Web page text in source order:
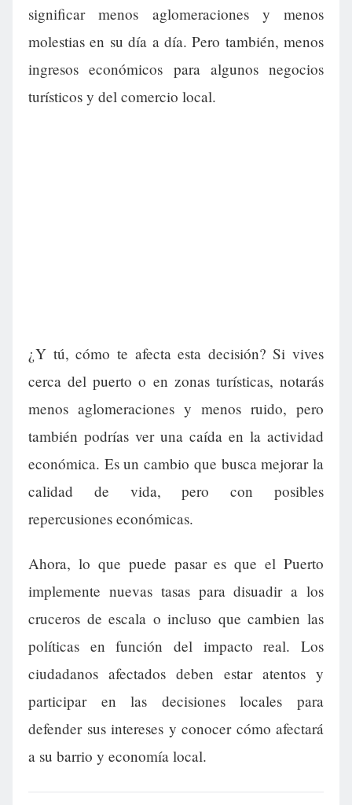
significar menos aglomeraciones y menos
molestias en su día a día. Pero también, menos
ingresos económicos para algunos negocios
turísticos y del comercio local.
¿Y tú, cómo te afecta esta decisión? Si vives
cerca del puerto o en zonas turísticas, notarás
menos aglomeraciones y menos ruido, pero
también podrías ver una caída en la actividad
económica. Es un cambio que busca mejorar la
calidad de vida, pero con posibles
repercusiones económicas.
Ahora, lo que puede pasar es que el Puerto
implemente nuevas tasas para disuadir a los
cruceros de escala o incluso que cambien las
políticas en función del impacto real. Los
ciudadanos afectados deben estar atentos y
participar en las decisiones locales para
defender sus intereses y conocer cómo afectará
a su barrio y economía local.